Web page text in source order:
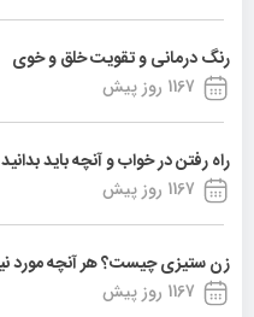
رنگ درمانی و تقویت خلق و خوی
1167 روز پیش
راه رفتن در خواب و آنچه باید بدانید
1167 روز پیش
زن ستیزی چیست؟ هر آنچه مورد
1167 روز پیش